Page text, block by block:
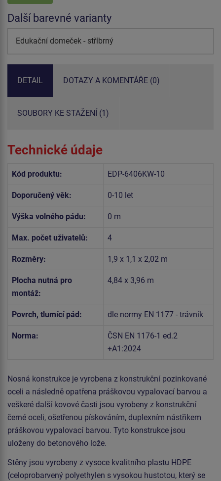
Další barevné varianty
Edukační domeček - stříbrný
DETAIL DOTAZY A KOMENTÁŘE (0)
SOUBORY KE STAŽENÍ (1)
Technické údaje
Kód produktu: EDP-6406KW-10
Doporučený věk: 0-10 let
Výška volného pádu: 0 m
Max. počet uživatelů: 4
Rozměry: 1,9 x 1,1 x 2,02 m
Plocha nutná pro
montáž:
4,84 x 3,96 m
Povrch, tlumící pád: dle normy EN 1177 - trávník
Norma:
ČSN EN 1176-1 ed.2
+A1:2024
Nosná konstrukce je vyrobena z konstrukční pozinkované
oceli a následně opatřena práškovou vypalovací barvou a
veškeré další kovové časti jsou vyrobeny z konstrukční
černé oceli, ošetřenou pískováním, duplexním nástřikem
práškovou vypalovací barvou. Tyto konstrukce jsou
uloženy do betonového lože.
Stěny jsou vyrobeny z vysoce kvalitního plastu HDPE
(celoprobarvený polyethylen s vysokou hustotou, který se